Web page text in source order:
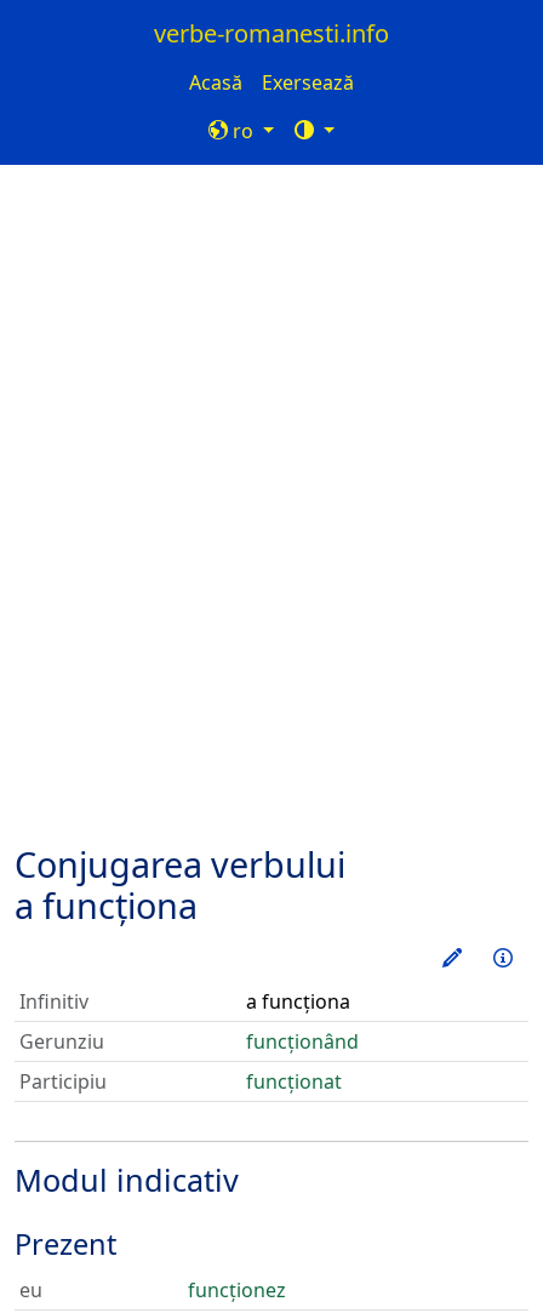
verbe-romanesti.info
Acasă
Exersează
ro
Conjugarea verbului
a funcționa
Infinitiv
a funcționa
Gerunziu
funcționând
Participiu
funcționat
Modul indicativ
Prezent
eu
funcționez